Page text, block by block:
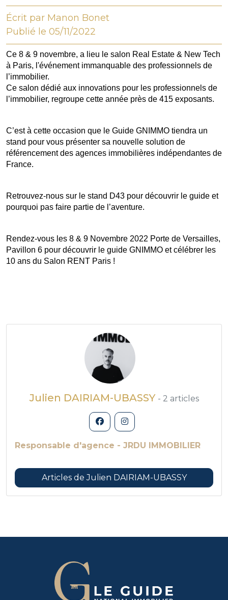
Écrit par Manon Bonet
Publié le 05/11/2022
Ce 8 & 9 novembre, a lieu le salon Real Estate & New Tech
à Paris, l'événement immanquable des professionnels de
l’immobilier.
Ce salon dédié aux innovations pour les professionnels de
l’immobilier, regroupe cette année près de 415 exposants.
C’est à cette occasion que le Guide GNIMMO tiendra un
stand pour vous présenter sa nouvelle solution de
référencement des agences immobilières indépendantes de
France.
Retrouvez-nous sur le stand D43 pour découvrir le guide et
pourquoi pas faire partie de l’aventure.
Rendez-vous les 8 & 9 Novembre 2022 Porte de Versailles,
Pavillon 6 pour découvrir le guide GNIMMO et célébrer les
10 ans du Salon RENT Paris !
Julien DAIRIAM-UBASSY - 2 articles
Responsable d'agence - JRDU IMMOBILIER
Articles de Julien DAIRIAM-UBASSY